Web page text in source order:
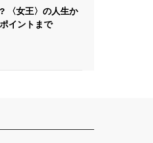
〈女王〉の人生か
イントまで